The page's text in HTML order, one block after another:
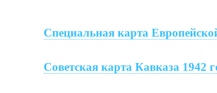
Специальная карта
Советская карта Кавказа 1942